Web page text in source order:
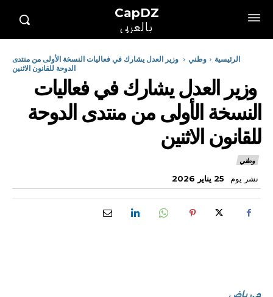
CapDZ
بالعربي
الرئيسية وطني
وزير العدل يشارك في فعاليات النسخة الأولى من منتدى
الدوحة للقانون الاثنين
وزير العدل يشارك في فعاليات
النسخة الأولى من منتدى الدوحة
للقانون الاثنين
وطني
نشر يوم 25 يناير 2026